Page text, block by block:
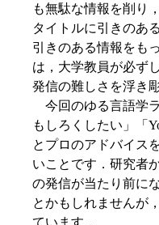
も無駄な情報を削り
タイトルに引きのあ
引きのある情報をも
は，大学教員が必ず
発信の難しさを浮き
今回のゆる言語学
もしろくしたい」「
とプロのアドバイス
いことです．研究者
の発信が当たり前に
とかもしれませんが
ています．